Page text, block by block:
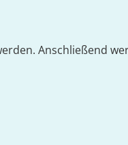
Anschließend